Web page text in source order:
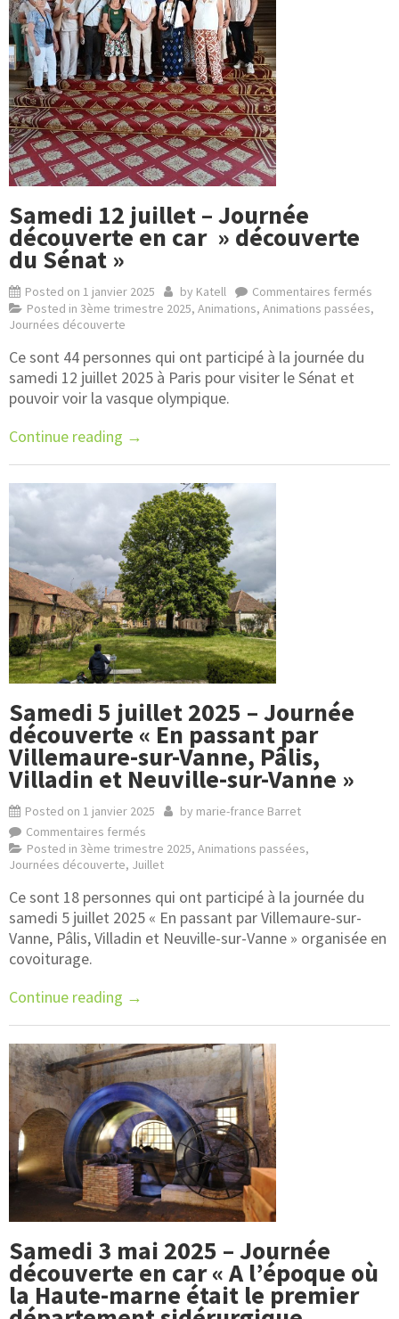
Samedi 12 juillet – Journée
découverte en car » découverte
du Sénat »
Posted on 1 janvier 2025 by Katell
Commentaires fermés
Posted in 3ème trimestre 2025, Animations, Animations passées,
Journées découverte
Ce sont 44 personnes qui ont participé à la journée du
samedi 12 juillet 2025 à Paris pour visiter le Sénat et
pouvoir voir la vasque olympique.
Continue reading →
Samedi 5 juillet 2025 – Journée
découverte « En passant par
Villemaure-sur-Vanne, Pâlis,
Villadin et Neuville-sur-Vanne »
Posted on 1 janvier 2025 by marie-france Barret
Commentaires fermés
Posted in 3ème trimestre 2025, Animations passées,
Journées découverte, Juillet
Ce sont 18 personnes qui ont participé à la journée du
samedi 5 juillet 2025 « En passant par Villemaure-sur-
Vanne, Pâlis, Villadin et Neuville-sur-Vanne » organisée en
covoiturage.
Continue reading →
Samedi 3 mai 2025 – Journée
découverte en car « A l’époque où
la Haute-marne était le premier